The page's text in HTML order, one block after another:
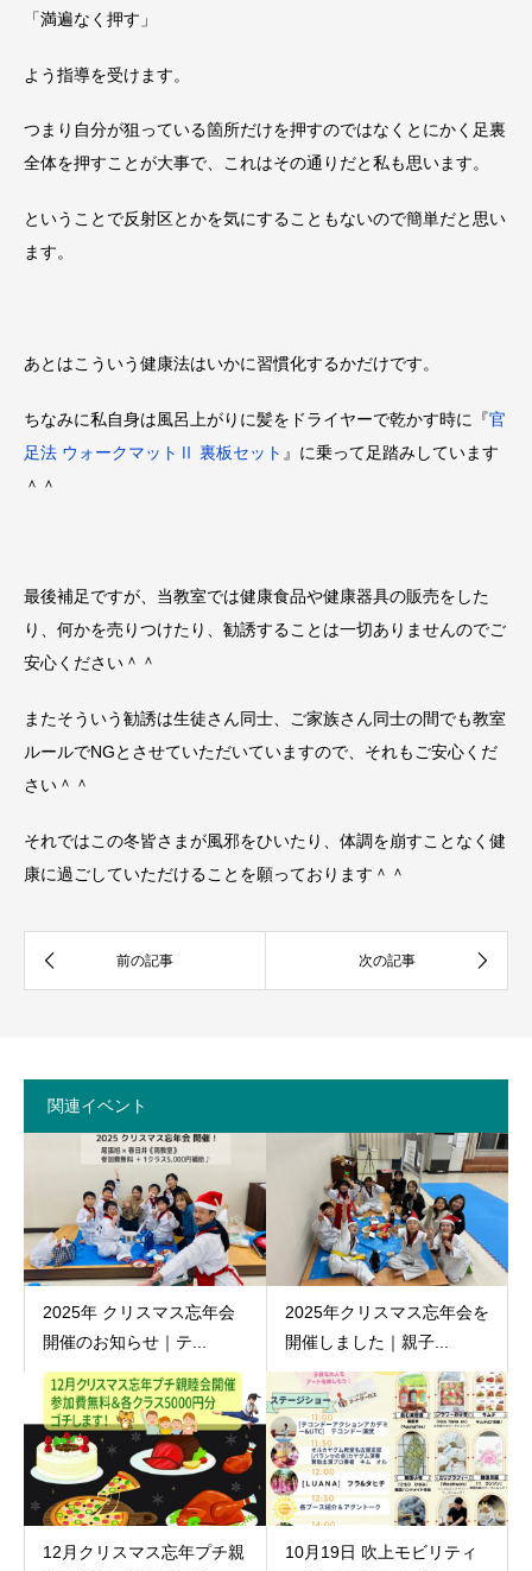
「満遍なく押す」
よう指導を受けます。
つまり自分が狙っている箇所だけを押すのではなくとにかく足裏
全体を押すことが大事で、これはその通りだと私も思います。
ということで反射区とかを気にすることもないので簡単だと思い
ます。
あとはこういう健康法はいかに習慣化するかだけです。
ちなみに私自身は風呂上がりに髪をドライヤーで乾かす時に『官
足法 ウォークマットⅡ 裏板セット 』に乗って足踏みしています
＾＾
最後補足ですが、当教室では健康食品や健康器具の販売をした
り、何かを売りつけたり、勧誘することは一切ありませんのでご
安心ください＾＾
またそういう勧誘は生徒さん同士、ご家族さん同士の間でも教室
ルールでNGとさせていただいていますので、それもご安心くだ
さい＾＾
それではこの冬皆さまが風邪をひいたり、体調を崩すことなく健
康に過ごしていただけることを願っております＾＾
関連イベント
2025年 クリスマス忘年会
開催のお知らせ｜テ...
2025年クリスマス忘年会を
開催しました｜親子...
12月クリスマス忘年プチ親
10月19日 吹上モビリティ